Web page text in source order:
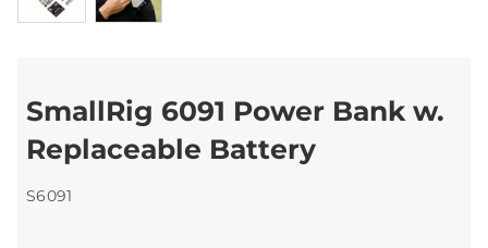
SmallRig 6091 Power Bank w.
Replaceable Battery
S6091